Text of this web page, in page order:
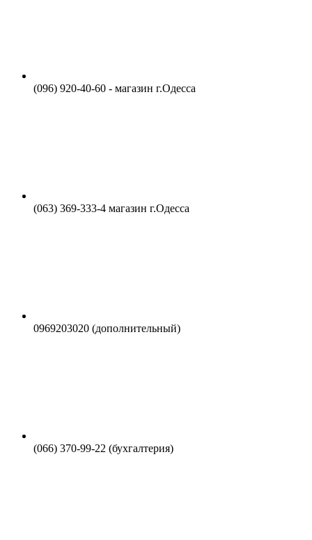
(096) 920-40-60 - магазин г.Одесса
(063) 369-333-4 магазин г.Одесса
0969203020 (дополнительный)
(066) 370-99-22 (бухгалтерия)